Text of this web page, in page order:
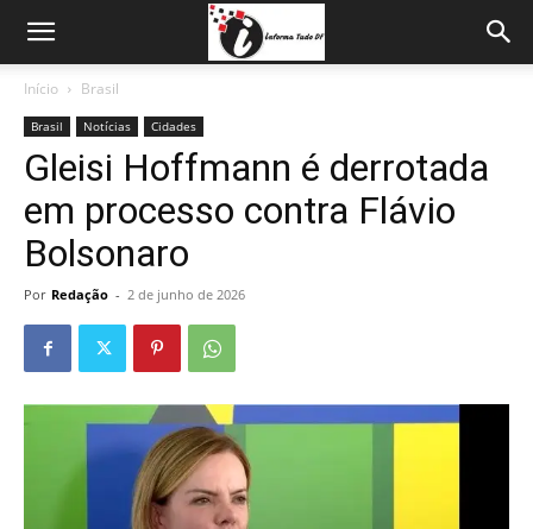
Início Brasil
Brasil Notícias Cidades
Gleisi Hoffmann é derrotada
em processo contra Flávio
Bolsonaro
Por Redação - 2 de junho de 2026